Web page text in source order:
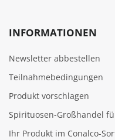
INFORMATIONEN
Newsletter abbestellen
Teilnahmebedingungen
Produkt vorschlagen
Spirituosen-Großhandel
Ihr Produkt im Conalco-